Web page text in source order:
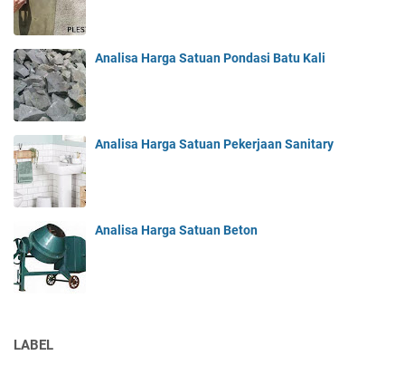
Analisa Harga Satuan Pondasi Batu Kali
Analisa Harga Satuan Pekerjaan Sanitary
Analisa Harga Satuan Beton
LABEL